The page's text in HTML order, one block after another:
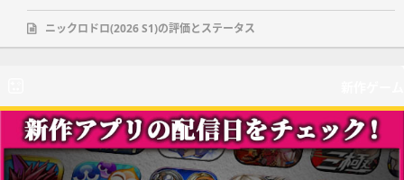
ニックロドロ(2026 S1)の評価とステータス